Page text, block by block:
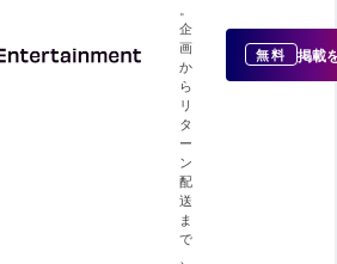
企
画
か
ら
リ
タ
ー
ン
配
送
ま
で
無料 掲載